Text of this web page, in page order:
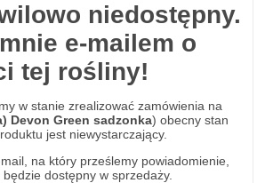
niedostępny.
e-mailem o
tej rośliny!
w stanie zrealizować zamówienia na
Devon Green sadzonka) obecny stan
jest niewystarczający.
na który prześlemy powiadomienie,
dostępny w sprzedaży.